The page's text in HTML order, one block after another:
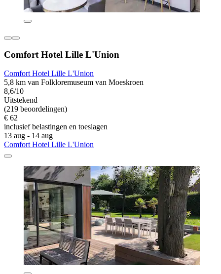
Comfort Hotel Lille L'Union
Comfort Hotel Lille L'Union
5,8 km van Folkloremuseum van Moeskroen
8,6/10
Uitstekend
(219 beoordelingen)
€ 62
inclusief belastingen en toeslagen
13 aug - 14 aug
Comfort Hotel Lille L'Union